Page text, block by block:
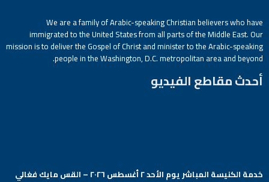
We are a family of Arabic-speaking Christian believers who have
immigrated to the United States from all parts of the Middle East. Our
mission is to deliver the Gospel of Christ and minister to the Arabic-speaking
people in the Washington, D.C. metropolitan area and beyond.
أحدث مقاطع الفيديو
خدمة الكنيسة المباشر يوم الأحد ٢ أغسطس ٢٠٢٦ – القس مايك فغالي